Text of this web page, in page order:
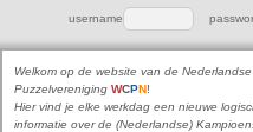
username
Welkom op de website van de Nederlandse
Puzzelvereniging WCPN!
Hier vind je elke werkdag een nieuwe
informatie over de (Nederlandse)